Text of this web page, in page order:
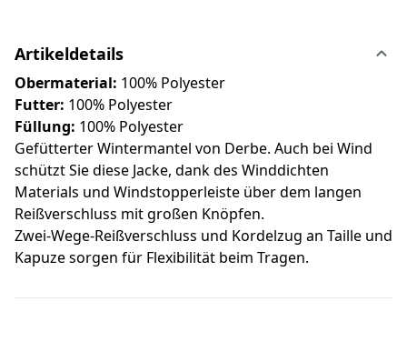
Artikeldetails
Obermaterial: 100% Polyester
Futter: 100% Polyester
Füllung: 100% Polyester
Gefütterter Wintermantel von Derbe. Auch bei Wind
schützt Sie diese Jacke, dank des Winddichten
Materials und Windstopperleiste über dem langen
Reißverschluss mit großen Knöpfen.
Zwei-Wege-Reißverschluss und Kordelzug an Taille und
Kapuze sorgen für Flexibilität beim Tragen.